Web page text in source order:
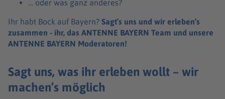
… oder was ganz anderes?
Ihr habt Bock auf Bayern? Sagt’s uns und wir erleben’s
zusammen - ihr, das ANTENNE BAYERN Team und unsere
ANTENNE BAYERN Moderatoren!
Sagt uns, was ihr erleben wollt – wir
machen’s möglich